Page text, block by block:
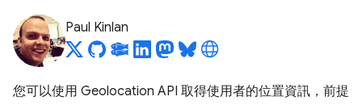
Paul Kinlan
您可以使用 Geolocation API 取得使用者的位置資訊，前提